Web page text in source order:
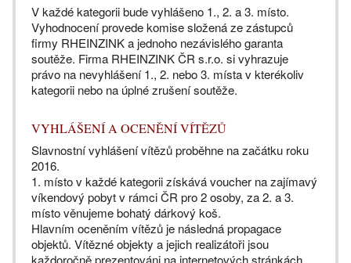
V každé kategorii bude vyhlášeno 1., 2. a 3. místo.
Vyhodnocení provede komise složená ze zástupců
firmy RHEINZINK a jednoho nezávislého garanta
soutěže. Firma RHEINZINK ČR s.r.o. si vyhrazuje
právo na nevyhlášení 1., 2. nebo 3. místa v kterékoliv
kategorii nebo na úplné zrušení soutěže.
VYHLÁŠENÍ A OCENĚNÍ VÍTĚZŮ
Slavnostní vyhlášení vítězů proběhne na začátku roku
2016.
1. místo v každé kategorii získává voucher na zajímavý
víkendový pobyt v rámci ČR pro 2 osoby, za 2. a 3.
místo věnujeme bohatý dárkový koš.
Hlavním oceněním vítězů je následná propagace
objektů. Vítězné objekty a jejich realizátoři jsou
každoročně prezentováni na internetových stránkách